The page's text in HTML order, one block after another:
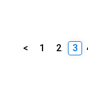
< 1 2 3